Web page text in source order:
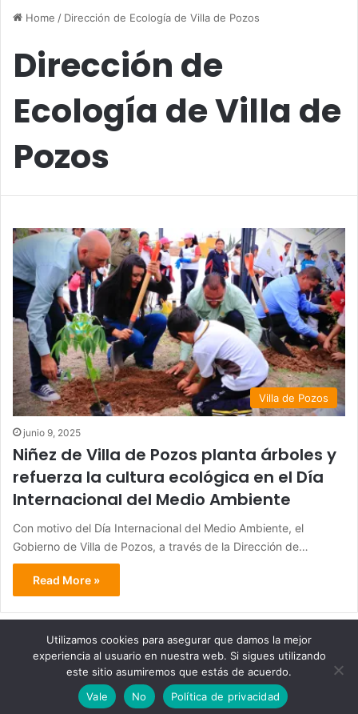
Home / Dirección de Ecología de Villa de Pozos
Dirección de
Ecología de Villa de
Pozos
Villa de Pozos
junio 9, 2025
Niñez de Villa de Pozos planta árboles y
refuerza la cultura ecológica en el Día
Internacional del Medio Ambiente
Con motivo del Día Internacional del Medio Ambiente, el
Gobierno de Villa de Pozos, a través de la Dirección de…
Read More »
© Copyright 2026, Todos los derechos reservados - Metrópoli
San Luis 2013 |
Utilizamos cookies para asegurar que damos la mejor
experiencia al usuario en nuestra web. Si sigues utilizando
este sitio asumiremos que estás de acuerdo.
Vale
No Política de privacidad